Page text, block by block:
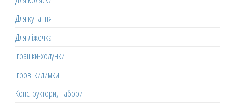
Для купання
Для ліжечка
Іграшки-ходунки
Ігрові килимки
Конструктори, набори